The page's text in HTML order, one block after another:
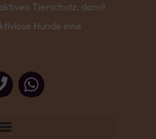
Tierschutz, damit
Hunde eine